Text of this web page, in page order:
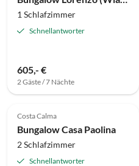
1 Schlafzimmer
Schnellantworter
605,- €
2 Gäste / 7 Nächte
4.6 (9)
Costa Calma
Bungalow Casa Paolina
2 Schlafzimmer
Schnellantworter